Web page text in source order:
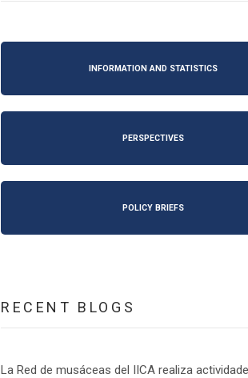
INFORMATION AND STATISTICS
PERSPECTIVES
POLICY BRIEFS
RECENT BLOGS
La Red de musáceas del IICA realiza